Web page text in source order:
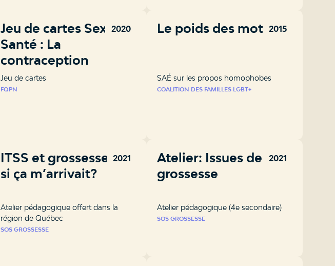
2020
Jeu de cartes Sexe &
Santé : La
contraception
Jeu de cartes
FQPN
2015
Le poids des mots
SAÉ sur les propos homophobes
COALITION DES FAMILLES LGBT+
2021
ITSS et grossesse : et
si ça m’arrivait?
Atelier pédagogique offert dans la
région de Québec
SOS GROSSESSE
2021
Atelier: Issues de
grossesse
Atelier pédagogique (4e secondaire)
SOS GROSSESSE